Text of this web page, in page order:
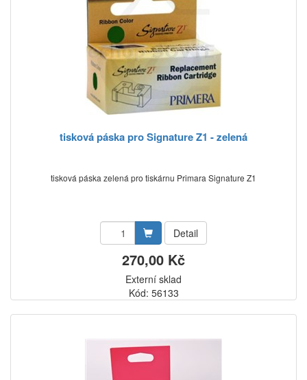
tisková páska pro Signature Z1 - zelená
tisková páska zelená pro tiskárnu Primara Signature Z1
Detail
270,00 Kč
Externí sklad
Kód: 56133